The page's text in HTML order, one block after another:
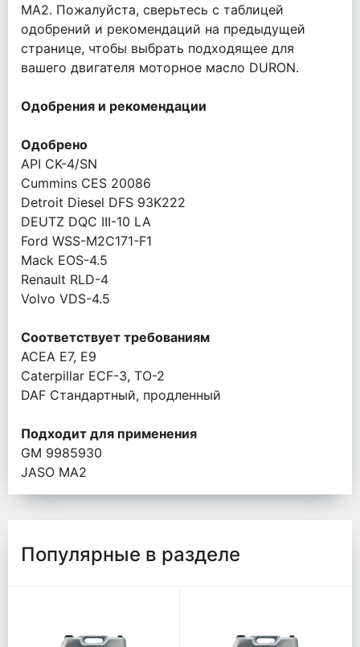
MA2. Пожалуйста, сверьтесь с таблицей
одобрений и рекомендаций на предыдущей
странице, чтобы выбрать подходящее для
вашего двигателя моторное масло DURON.
Одобрения и рекомендации
Одобрено
API CK-4/SN
Cummins CES 20086
Detroit Diesel DFS 93K222
DEUTZ DQC III-10 LA
Ford WSS-M2C171-F1
Mack EOS-4.5
Renault RLD-4
Volvo VDS-4.5
Соответствует требованиям
ACEA E7, E9
Caterpillar ECF-3, TO-2
DAF Стандартный, продленный
Подходит для применения
GM 9985930
JASO MA2
Популярные в разделе